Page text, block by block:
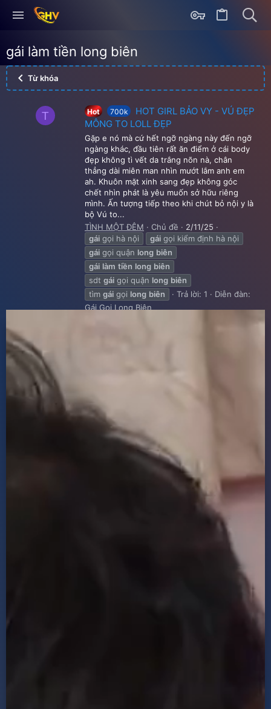
gái làm tiền long biên
Từ khóa
T Hot 700k
HOT GIRL BẢO VY - VÚ ĐẸP
MÔNG TO LOLL ĐẸP
Gặp e nó mà cứ hết ngỡ ngàng này đến ngỡ
ngàng khác, đầu tiên rất ăn điểm ở cái body
đẹp không tì vết da trắng nõn nà, chân
thẳng dài miên man nhìn mướt lắm anh em
ah. Khuôn mặt xinh sang đẹp không góc
chết nhìn phát là yêu muốn sở hữu riêng
mình. Ấn tượng tiếp theo khi chút bỏ nội y là
bộ Vú to...
TÌNH MỘT ĐÊM
Chủ đề
2/11/25
gái gọi hà nội gái gọi kiểm định hà nội
gái gọi quận long biên
gái làm tiền long biên
sdt gái gọi quận long biên
tìm gái gọi long biên Trả lời: 1
Diễn đàn:
Gái Gọi Long Biên